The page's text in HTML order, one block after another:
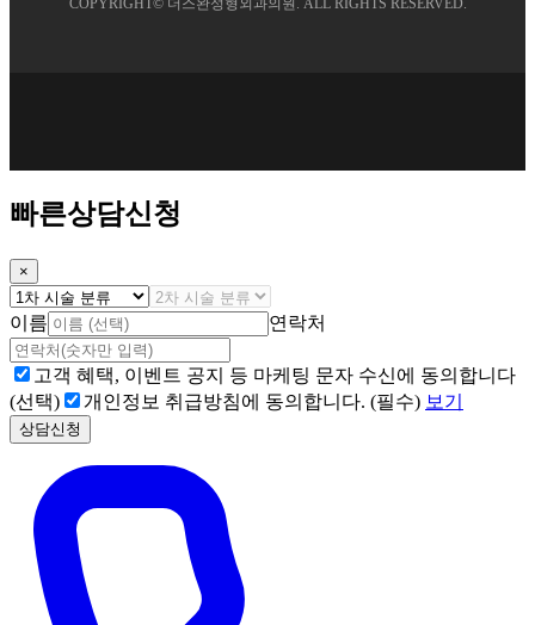
COPYRIGHT© 더스완성형외과의원 . ALL RIGHTS RESERVED.
빠른상담신청
×
이름 연락처
고객 혜택, 이벤트 공지 등 마케팅 문자 수신에 동의합니다
(선택)
개인정보 취급방침에 동의합니다. (필수) 보기
상담신청